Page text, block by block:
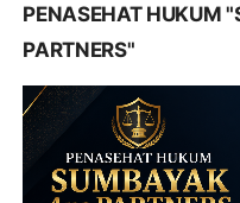
PENASEHAT HUKUM
PARTNERS"